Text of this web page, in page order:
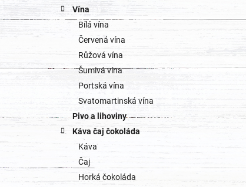
Vína
Bílá vína
Červená vína
Růžová vína
Šumivá vína
Portská vína
Svatomartinská vína
Pivo a lihoviny
Káva čaj čokoláda
Káva
Čaj
Horká čokoláda